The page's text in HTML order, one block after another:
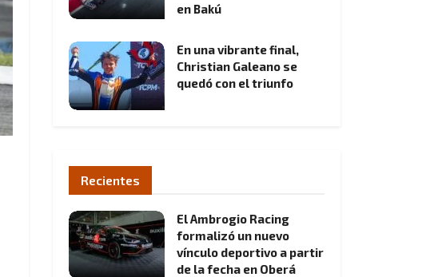
en Bakú
En una vibrante final,
Christian Galeano se
quedó con el triunfo
Recientes
El Ambrogio Racing
formalizó un nuevo
vínculo deportivo a partir
de la fecha en Oberá